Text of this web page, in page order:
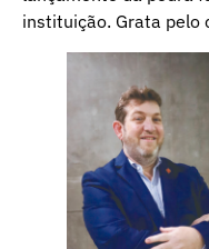
instituição. Grata pelo